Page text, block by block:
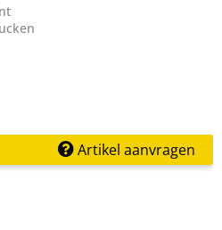
Artikel aanvragen